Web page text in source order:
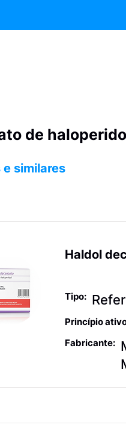
de
e similares
Haldol
Tipo:
Fabricante:
Princípio